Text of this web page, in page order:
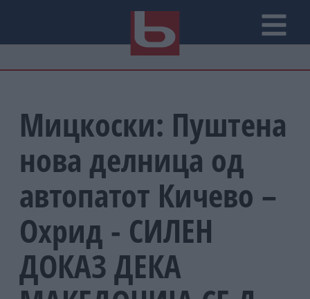
Мицкоски: Пуштена
нова делница од
автопатот Кичево –
Охрид - СИЛЕН
ДОКАЗ ДЕКА